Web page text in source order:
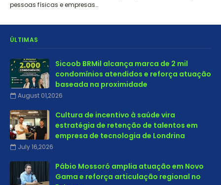
pessoas físicas e empresas…
ÚLTIMAS
Sicoob BRMil alcança marca de 2 mil
condomínios atendidos e reforça atuação
baseada na proximidade
August 01,2026
Cultura de incentivo à saúde vira
estratégia de retenção de talentos em
empresa de tecnologia de Londrina
July 16,2026
Pábio Mossoró amplia atuação em Novo
Gama e reforça articulação regional no